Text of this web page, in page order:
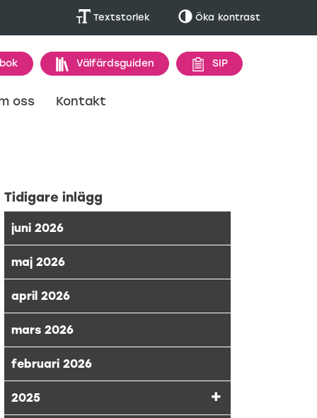
Textstorlek Öka kontrast
Välfärdsguiden SIP
oss Kontakt
Tidigare inlägg
juni 2026
maj 2026
april 2026
mars 2026
februari 2026
2025